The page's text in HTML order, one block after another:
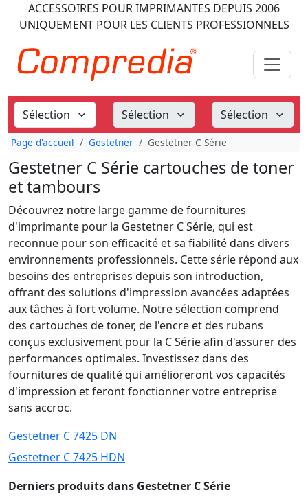
ACCESSOIRES POUR IMPRIMANTES DEPUIS 2006
UNIQUEMENT POUR LES CLIENTS PROFESSIONNELS
Page d'accueil Gestetner Gestetner C Série
Gestetner C Série cartouches de toner
et tambours
Découvrez notre large gamme de fournitures
d'imprimante pour la Gestetner C Série, qui est
reconnue pour son efficacité et sa fiabilité dans divers
environnements professionnels. Cette série répond aux
besoins des entreprises depuis son introduction,
offrant des solutions d'impression avancées adaptées
aux tâches à fort volume. Notre sélection comprend
des cartouches de toner, de l'encre et des rubans
conçus exclusivement pour la C Série afin d'assurer des
performances optimales. Investissez dans des
fournitures de qualité qui amélioreront vos capacités
d'impression et feront fonctionner votre entreprise
sans accroc.
Gestetner C 7425 DN
Gestetner C 7425 HDN
Derniers produits dans Gestetner C Série